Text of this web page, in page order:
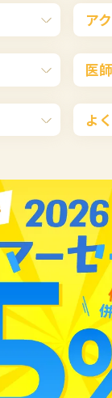
ア
医
よ